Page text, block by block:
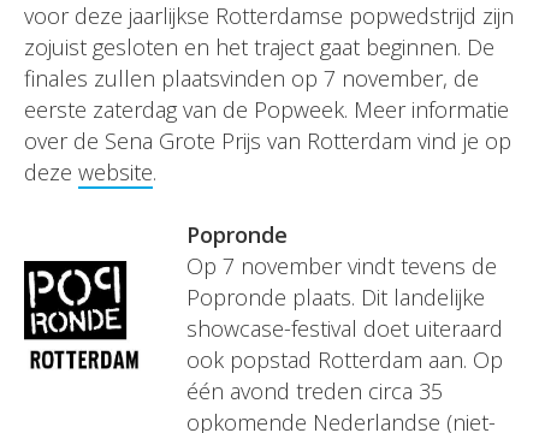
voor deze jaarlijkse Rotterdamse popwedstrijd zijn
zojuist gesloten en het traject gaat beginnen. De
finales zullen plaatsvinden op 7 november, de
eerste zaterdag van de Popweek. Meer informatie
over de Sena Grote Prijs van Rotterdam vind je op
deze website.
Popronde
Op 7 november vindt tevens de
Popronde plaats. Dit landelijke
showcase-festival doet uiteraard
ook popstad Rotterdam aan. Op
één avond treden circa 35
opkomende Nederlandse (niet-